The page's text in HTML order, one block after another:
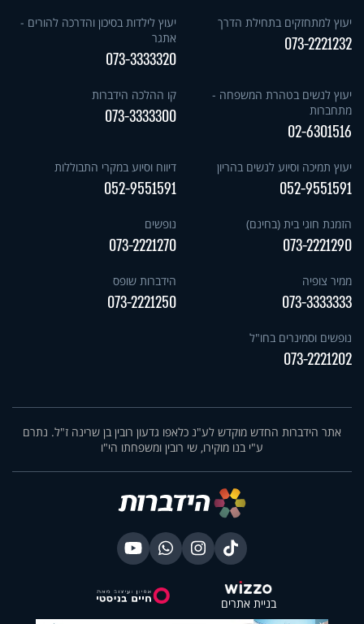
יעוץ למתחזקים בתחילת הדרך
073-2221232
יעוץ לילדות בסיכון והדרכה להורים -
אתגר
073-3333320
יעוץ לנשים בטהרת המשפחה -
מתחברות
02-6301516
קו ההלכה הידברות
073-3333300
יעוץ תמיכה וסיוע לנשים בהריון
052-9551591
דיווח וסיוע במקרי התבוללות
052-9551591
הזמנת חוגי בית (בחינם)
073-2221290
נופשים
073-2221270
ממיר צופיה
073-3333333
הידברות שופס
073-2221250
נופשים וסמינרים בחו"ל
073-2221202
אתר הידברות החדש מוקדש לע"נ כלאפו גדעון רובין בן שרינה ז"ל. נתרם
ע"י בנו מוקירו, שי רובין ומשפחתו הי"ו
בניית אתרים